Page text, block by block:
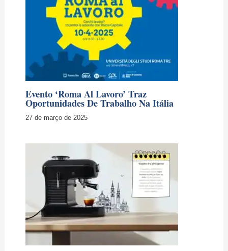
Evento ‘Roma Al Lavoro’ Traz
Oportunidades De Trabalho Na Itália
27 de março de 2025